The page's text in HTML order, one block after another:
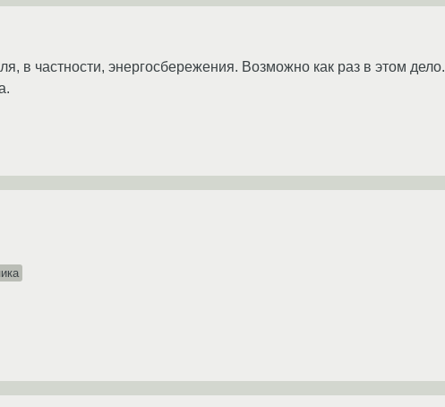
в частности, энергосбережения. Возможно как раз в этом дело.